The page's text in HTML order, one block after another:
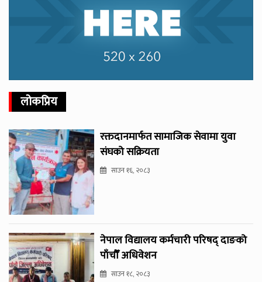
लोकप्रिय
रक्तदानमार्फत सामाजिक सेवामा युवा
संघको सक्रियता
साउन १६, २०८३
नेपाल विद्यालय कर्मचारी परिषद् दाङको
पाँचौँ अधिवेशन
साउन १८, २०८३